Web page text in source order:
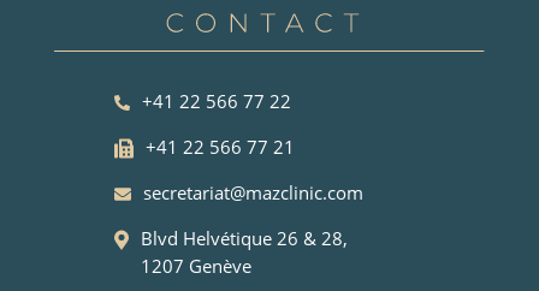
+41 22 566 77 22
+41 22 566 77 21
secretariat@mazclinic.com
Blvd Helvétique 26 & 28,
1207 Genève